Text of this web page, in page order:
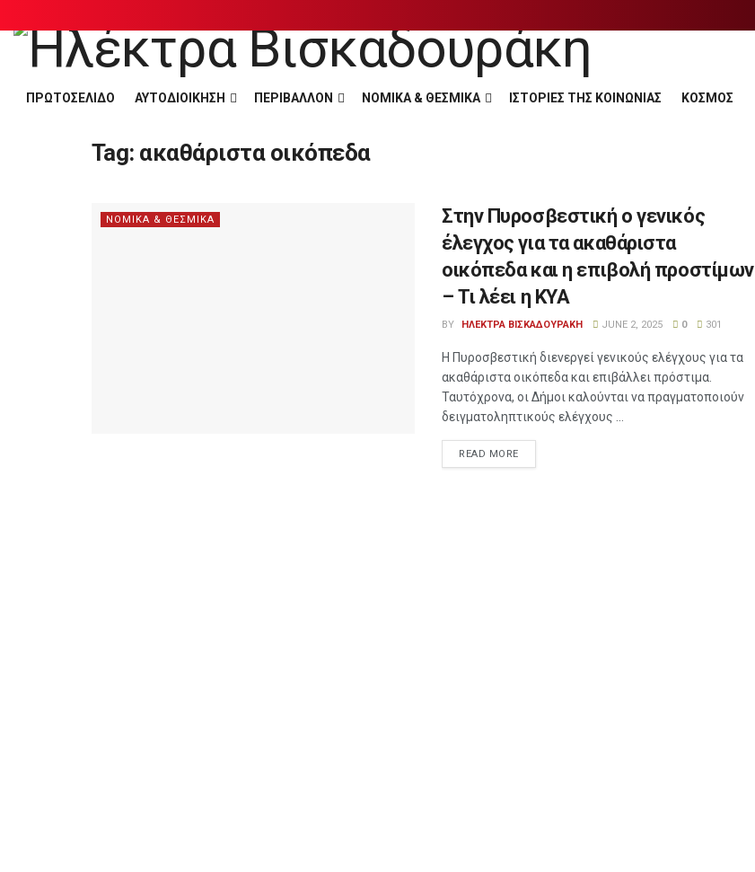
ΠΡΩΤΟΣΕΛΙΔΟ ΑΥΤΟΔΙΟΙΚΗΣΗ ΠΕΡΙΒΑΛΛΟΝ ΝΟΜΙΚΑ & ΘΕΣΜΙΚΑ ΙΣΤΟΡΙΕΣ ΤΗΣ ΚΟΙΝΩΝΙΑΣ ΚΟΣΜΟΣ
Tag: ακαθάριστα οικόπεδα
ΝΟΜΙΚΑ & ΘΕΣΜΙΚΑ
Στην Πυροσβεστική ο γενικός
έλεγχος για τα ακαθάριστα
οικόπεδα και η επιβολή προστίμων
– Τι λέει η ΚΥΑ
BY ΗΛΕΚΤΡΑ ΒΙΣΚΑΔΟΥΡΑΚΗ JUNE 2, 2025 0 301
Η Πυροσβεστική διενεργεί γενικούς ελέγχους για τα
ακαθάριστα οικόπεδα και επιβάλλει πρόστιμα.
Ταυτόχρονα, οι Δήμοι καλούνται να πραγματοποιούν
δειγματοληπτικούς ελέγχους ...
READ MORE